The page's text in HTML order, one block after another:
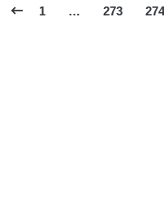
1 … 273 274